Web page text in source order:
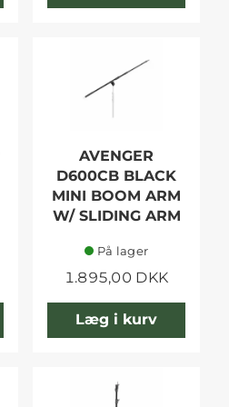
AVENGER
D600CB BLACK
MINI BOOM ARM
W/ SLIDING ARM
På lager
1.895,00 DKK
Læg i kurv